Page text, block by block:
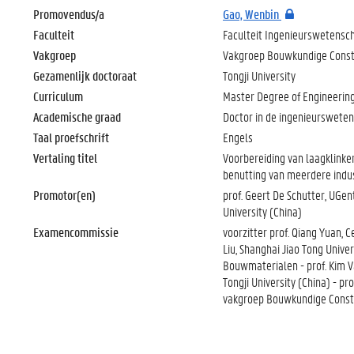
Promovendus/a
Gao, Wenbin
Faculteit
Faculteit
Vakgroep
Vakgroep Bouwkundige
Gezamenlijk doctoraat
Tongji University
Curriculum
Master Degree of
Academische graad
Doctor in de
Taal proefschrift
Engels
Vertaling titel
Voorbereiding van
benutting van meerdere
Promotor(en)
prof. Geert De Schutter,
University (China)
Examencommissie
voorzitter prof. Qiang Yuan,
Liu, Shanghai Jiao Tong
Bouwmaterialen - prof. Kim
Tongji University (China) -
vakgroep Bouwkundige